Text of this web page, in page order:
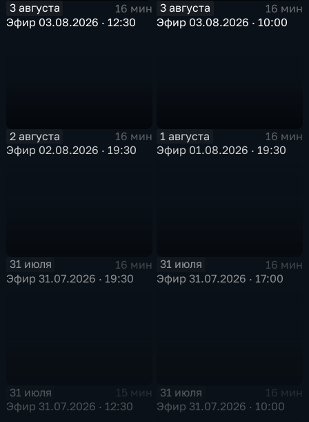
3 августа
16 мин
Эфир 03.08.2026 · 12:30
3 августа
16 мин
Эфир 03.08.2026 · 10:00
2 августа
16 мин
Эфир 02.08.2026 · 19:30
1 августа
16 мин
Эфир 01.08.2026 · 19:30
31 июля
16 мин
Эфир 31.07.2026 · 19:30
31 июля
16 мин
Эфир 31.07.2026 · 17:00
31 июля
15 мин
Эфир 31.07.2026 · 12:30
31 июля
16 мин
Эфир 31.07.2026 · 10:00